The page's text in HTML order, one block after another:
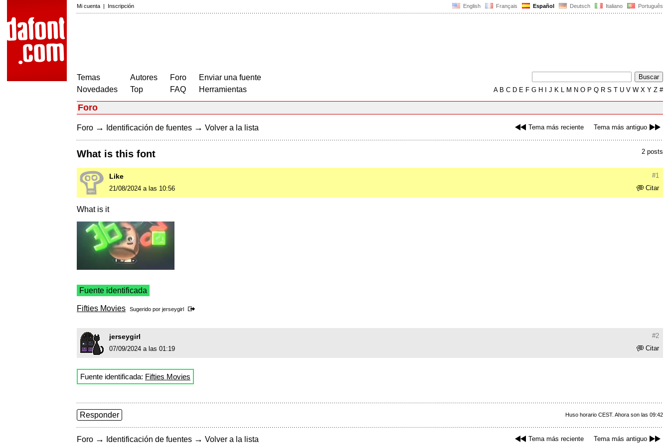
English Français Español Deutsch Italiano Português
Mi cuenta | Inscripción
Temas
Novedades
Autores
Top
Foro
FAQ
Enviar una fuente
Herramientas
AB C D E F G H J K L M N O P Q R S T U V W X Y Z #
Foro
Tema más reciente Tema más antiguo
Foro → Identificación de fuentes → Volver a la lista
2 posts
What is this font
#1
Like
Citar
21/08/2024 a las 10:56
What is it
Fuente identificada
Fifties Movies Sugerido por jerseygirl
#2
jerseygirl
Citar
07/09/2024 a las 01:19
Fuente identificada: Fifties Movies
Huso horario CEST. Ahora son las 09:42
Responder
Tema más reciente Tema más antiguo
Foro → Identificación de fuentes → Volver a la lista